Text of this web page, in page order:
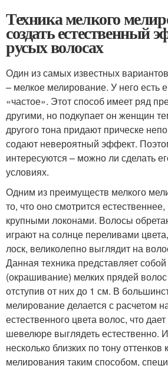
Техника мелкого
создать естественный
русых волосах
Один из самых известных
– мелкое мелирование. У него есть
«частое». Этот способ имеет ряд
другими, но подкупает он женщин
другого тона придают прическе
содают невероятный эффект.
интересуются – можно ли сделать
условиях.
Одним из преимуществ мелкого
то, что оно смотрится
крупными локонами. Волосы
играют на солнце переливами
лоск, великолепно выглядит на
Данная техника представляет
(окрашивание) мелких прядей
отступив от них до 1 см. В
мелирование делается с расчетом
естественного цвета волос, что
шевелюре выглядеть естественно.
несколько близких по тону оттенков
мелирования таким способом,